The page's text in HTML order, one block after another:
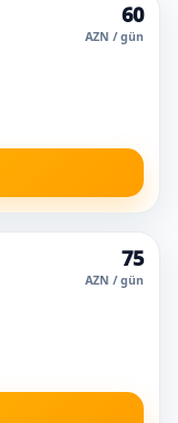
60
AZN / gün
75
AZN / gün